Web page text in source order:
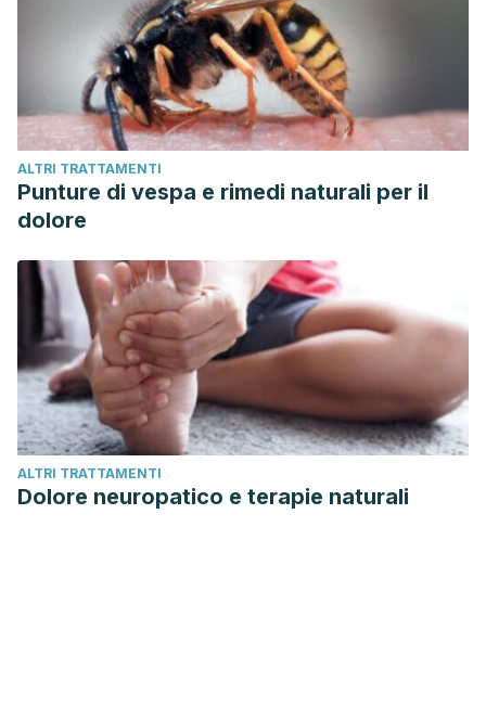
ALTRI TRATTAMENTI
Punture di vespa e rimedi naturali per il
dolore
ALTRI TRATTAMENTI
Dolore neuropatico e terapie naturali